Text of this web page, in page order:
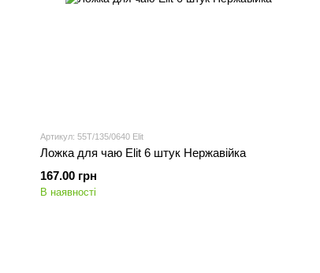
Артикул: 55T/135/0640 Elit
Ложка для чаю Elit 6 штук Нержавійка
167.00 грн
В наявності